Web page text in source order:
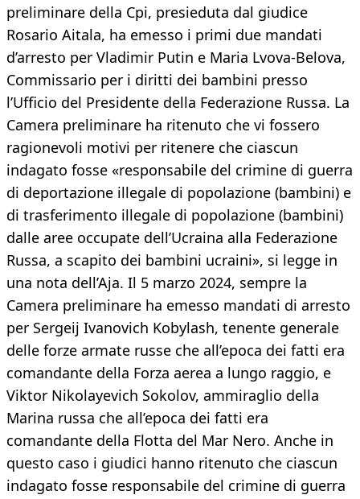
preliminare della Cpi, presieduta dal giudice
Rosario Aitala, ha emesso i primi due mandati
d’arresto per Vladimir Putin e Maria Lvova-Belova,
Commissario per i diritti dei bambini presso
l’Ufficio del Presidente della Federazione Russa. La
Camera preliminare ha ritenuto che vi fossero
ragionevoli motivi per ritenere che ciascun
indagato fosse «responsabile del crimine di guerra
di deportazione illegale di popolazione (bambini) e
di trasferimento illegale di popolazione (bambini)
dalle aree occupate dell’Ucraina alla Federazione
Russa, a scapito dei bambini ucraini», si legge in
una nota dell’Aja. Il 5 marzo 2024, sempre la
Camera preliminare ha emesso mandati di arresto
per Sergeij Ivanovich Kobylash, tenente generale
delle forze armate russe che all’epoca dei fatti era
comandante della Forza aerea a lungo raggio, e
Viktor Nikolayevich Sokolov, ammiraglio della
Marina russa che all’epoca dei fatti era
comandante della Flotta del Mar Nero. Anche in
questo caso i giudici hanno ritenuto che ciascun
indagato fosse responsabile del crimine di guerra